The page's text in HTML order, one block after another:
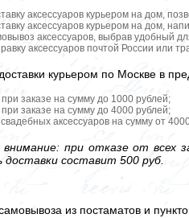
аксессуаров курьером на дом,
аксессуаров курьером на дом,
аксессуаров, выбрав удобный
аксессуаров почтой России или
курьером по Москве в
заказе на сумму до 1000 рублей;
заказе на сумму до 4000 рублей;
аксессуаров на сумму от
при отказе от всех
составит 500 руб.
из постаматов и